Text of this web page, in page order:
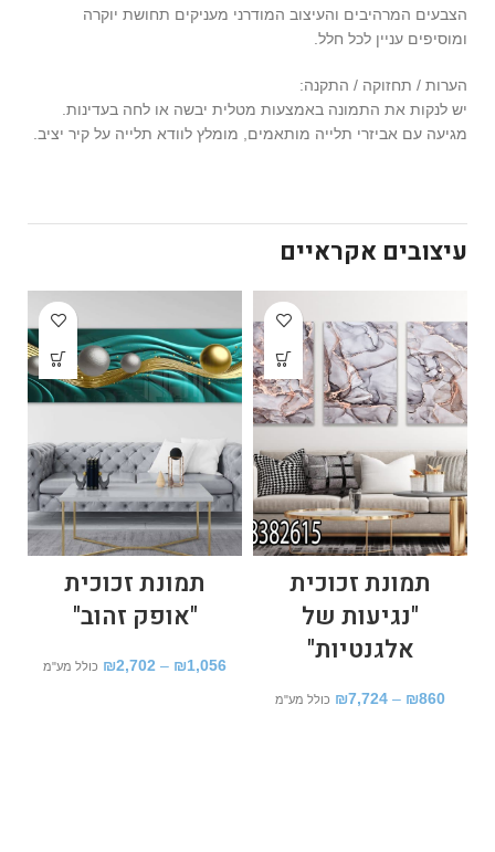
הצבעים המרהיבים והעיצוב המודרני מעניקים תחושת יוקרה
ומוסיפים עניין לכל חלל.
הערות / תחזוקה / התקנה:
יש לנקות את התמונה באמצעות מטלית יבשה או לחה בעדינות.
מגיעה עם אביזרי תלייה מותאמים, מומלץ לוודא תלייה על קיר יציב.
עיצובים אקראיים
תמונת זכוכית
"נגיעות של
אלגנטיות"
₪860
–
₪7,724 כולל מע"מ
תמונת זכוכית
"אופק זהוב"
₪1,056
–
₪2,702 כולל מע"מ